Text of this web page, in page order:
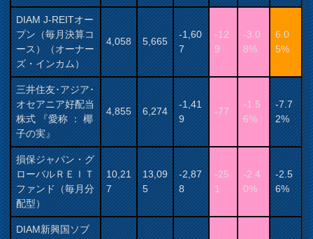
DIAM J-REITオー
プン（毎月決算コ
ース）（オーナー
ズ・インカム）
4,058 5,665
-1,60
7
-12
9
-3.0
8%
6.0
5%
三井住友･アジア･
オセアニア好配当
株式 『愛称 ： 椰
子の実』
4,855 6,274
-1,41
9
-77
-1.5
6%
-7.7
2%
損保ジャパン・グ
ローバルＲＥＩＴ
ファンド（毎月分
配型）
10,21
7
13,09
5
-2,87
8
-25
1
-2.4
0%
-2.5
6%
DIAM新興国ソブ